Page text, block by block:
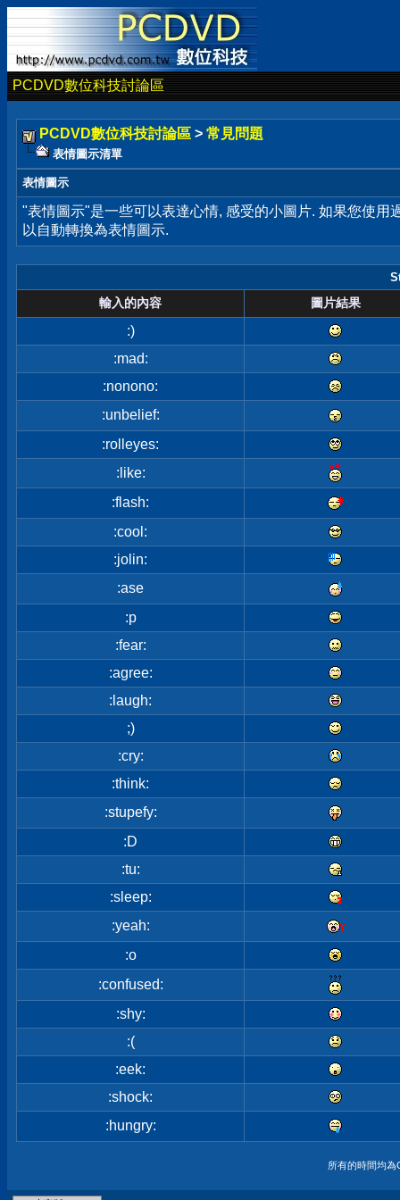
PCDVD數位科技討論區
PCDVD數位科技討論區 > 常見問題
表情圖示清單
表情圖示
"表情圖示"是一些可以表達心情, 感受的小圖片. 如果您使
以自動轉換為表情圖示.
輸入的內容 圖片結果
:)
:mad:
:nonono:
:unbelief:
:rolleyes:
:like:
:flash:
:cool:
:jolin:
:ase
:p
:fear:
:agree:
:laugh:
;)
:cry:
:think:
:stupefy:
:D
:tu:
:sleep:
:yeah:
:o
:confused:
:shy:
:(
:eek:
:shock:
:hungry:
所有的時間均為